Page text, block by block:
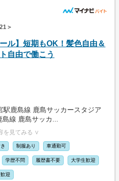
＞
ール】短期もOK！髪色自由＆
自由で働こう
駅鹿島線 鹿島サッカースタジア
島線 鹿島サッカ...
を見てみる ∨
制服あり 車通勤可
学歴不問 履歴書不要 大学生歓迎
迎